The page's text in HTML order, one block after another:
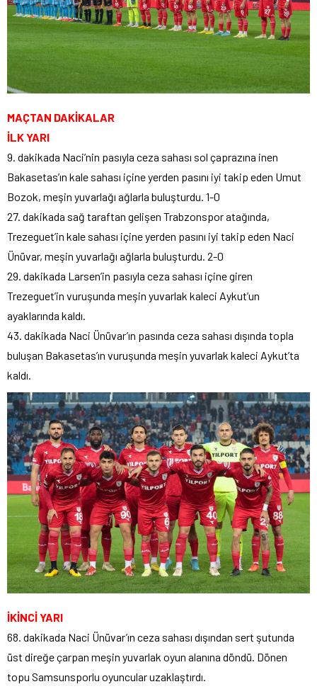
MAÇTAN DAKİKALAR
İLK YARI
9. dakikada Naci’nin pasıyla ceza sahası sol çaprazına inen
Bakasetas’ın kale sahası içine yerden pasını iyi takip eden Umut
Bozok, meşin yuvarlağı ağlarla buluşturdu. 1-0
27. dakikada sağ taraftan gelişen Trabzonspor atağında,
Trezeguet’in kale sahası içine yerden pasını iyi takip eden Naci
Ünüvar, meşin yuvarlağı ağlarla buluşturdu. 2-0
29. dakikada Larsen’in pasıyla ceza sahası içine giren
Trezeguet’in vuruşunda meşin yuvarlak kaleci Aykut’un
ayaklarında kaldı.
43. dakikada Naci Ünüvar’ın pasında ceza sahası dışında topla
buluşan Bakasetas’ın vuruşunda meşin yuvarlak kaleci Aykut’ta
kaldı.
İKİNCİ YARI
68. dakikada Naci Ünüvar’ın ceza sahası dışından sert şutunda
üst direğe çarpan meşin yuvarlak oyun alanına döndü. Dönen
topu Samsunsporlu oyuncular uzaklaştırdı.